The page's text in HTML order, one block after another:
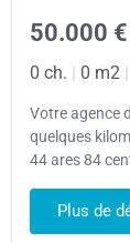
50.000 €
0 ch. | 0 m2 |
Votre agence
quelques
44 ares 84
Plus de